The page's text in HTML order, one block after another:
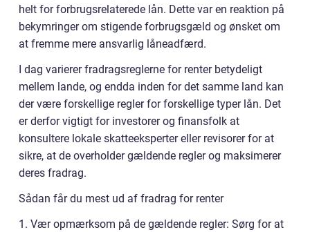
helt for forbrugsrelaterede lån. Dette var en reaktion på
bekymringer om stigende forbrugsgæld og ønsket om
at fremme mere ansvarlig låneadfærd.
I dag varierer fradragsreglerne for renter betydeligt
mellem lande, og endda inden for det samme land kan
der være forskellige regler for forskellige typer lån. Det
er derfor vigtigt for investorer og finansfolk at
konsultere lokale skatteeksperter eller revisorer for at
sikre, at de overholder gældende regler og maksimerer
deres fradrag.
Sådan får du mest ud af fradrag for renter
1. Vær opmærksom på de gældende regler: Sørg for at